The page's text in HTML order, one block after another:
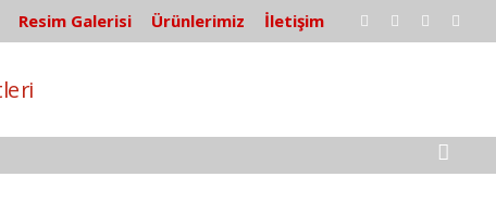
Resim Galerisi Ürünlerimiz İletişim